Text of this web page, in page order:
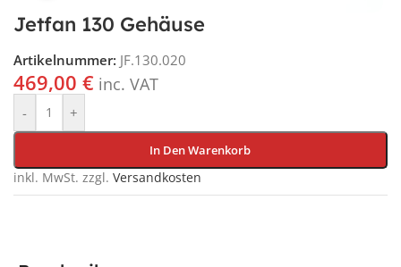
Jetfan 130 Gehäuse
Artikelnummer: JF.130.020
469,00 € inc. VAT
- +
In Den Warenkorb
inkl. MwSt. zzgl. Versandkosten